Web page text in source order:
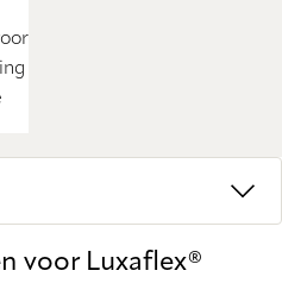
voor Luxaflex®